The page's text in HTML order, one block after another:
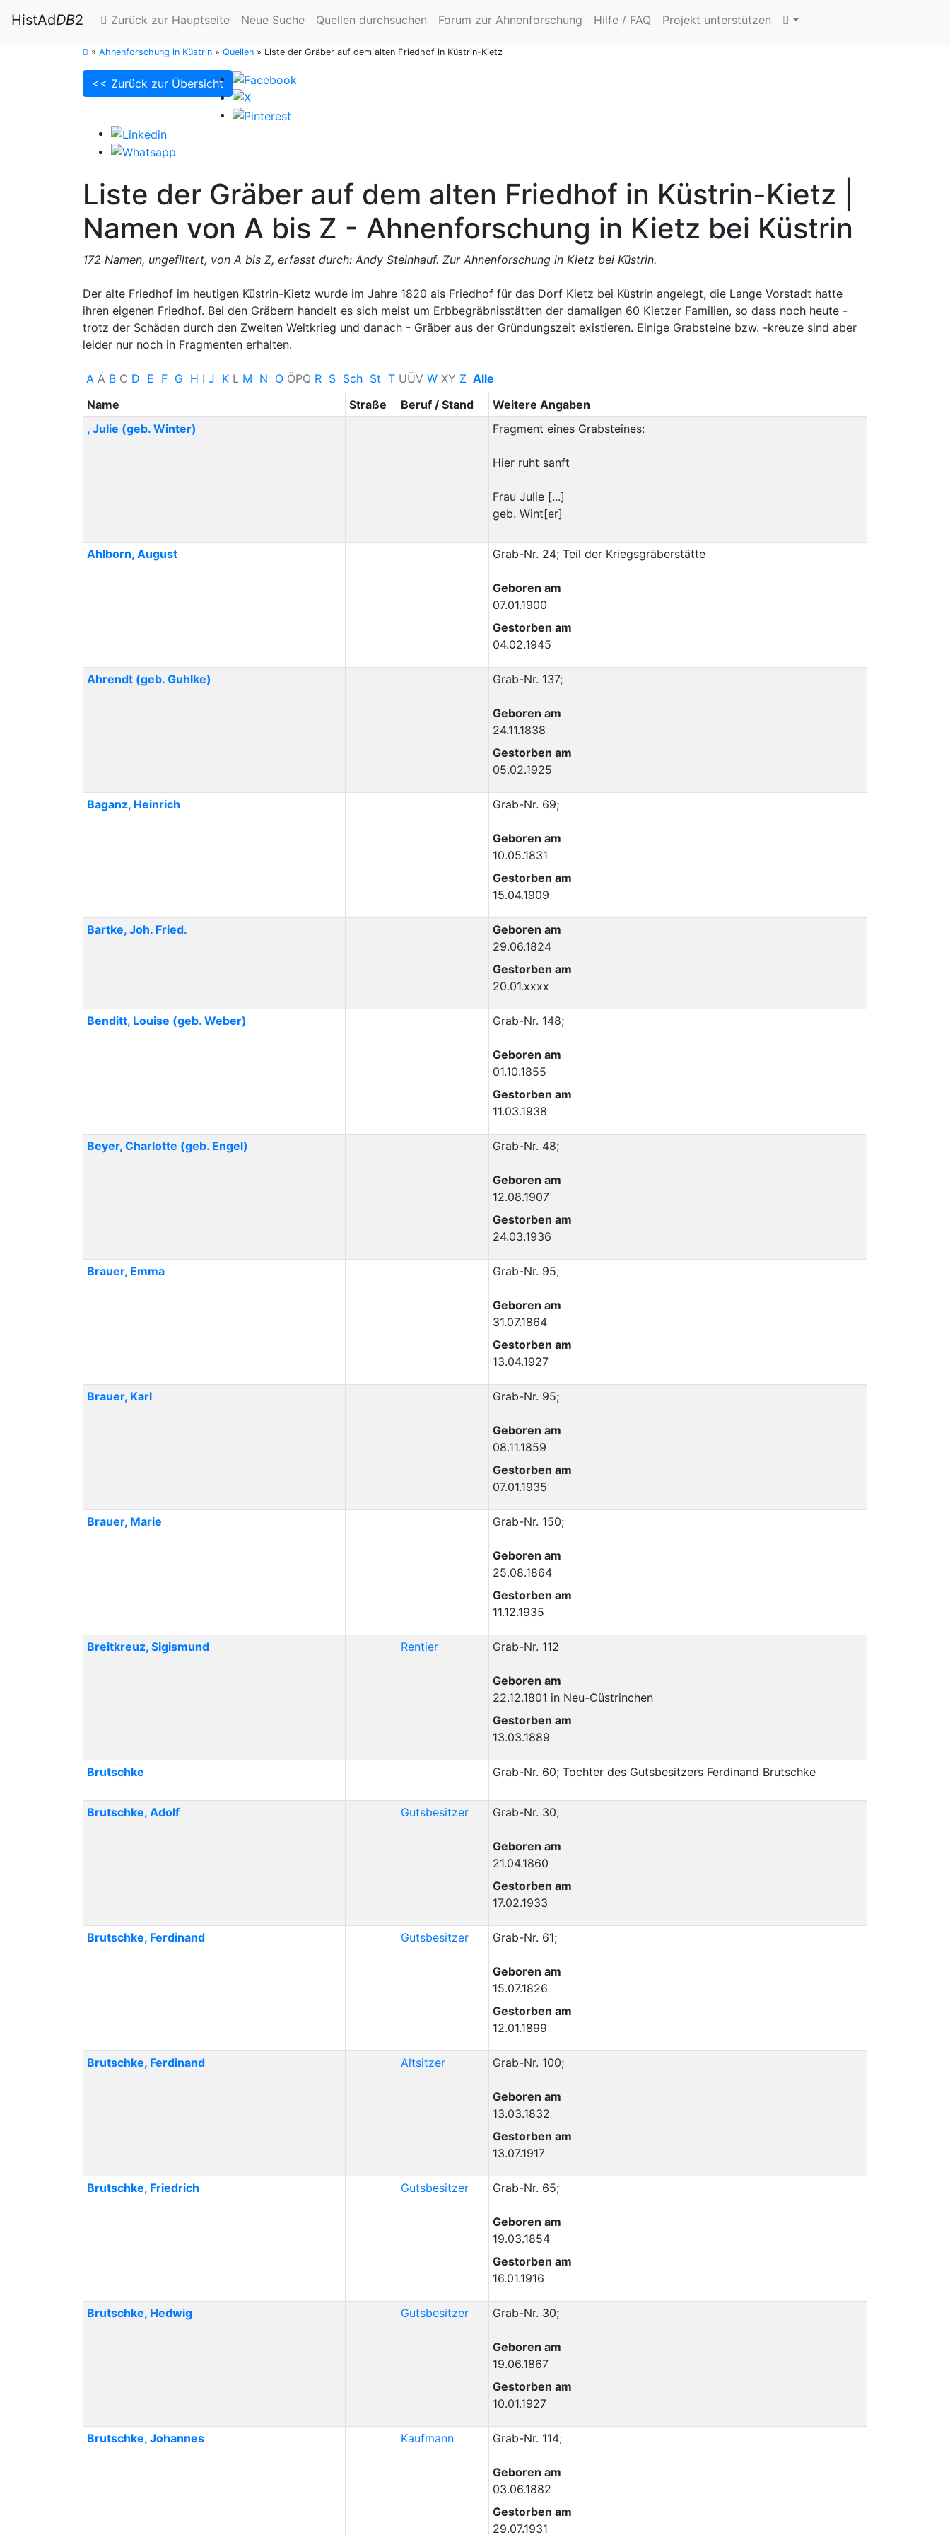
HistAdDB2 Zurück zur Hauptseite Neue Suche Quellen durchsuchen Forum zur Ahnenforschung Hilfe / FAQ Projekt unterstützen
» Ahnenforschung in Küstrin » Quellen » Liste der Gräber auf dem alten Friedhof in Küstrin-Kietz
<< Zurück zur Übersicht
Liste der Gräber auf dem alten Friedhof in Küstrin-Kietz |
Namen von A bis Z - Ahnenforschung in Kietz bei Küstrin
172 Namen, ungefiltert, von A bis Z, erfasst durch: Andy Steinhauf. Zur Ahnenforschung in Kietz bei Küstrin.
Der alte Friedhof im heutigen Küstrin-Kietz wurde im Jahre 1820 als Friedhof für das Dorf Kietz bei Küstrin angelegt, die Lange Vorstadt hatte
ihren eigenen Friedhof. Bei den Gräbern handelt es sich meist um Erbbegräbnisstätten der damaligen 60 Kietzer Familien, so dass noch heute -
trotz der Schäden durch den Zweiten Weltkrieg und danach - Gräber aus der Gründungszeit existieren. Einige Grabsteine bzw. -kreuze sind aber
leider nur noch in Fragmenten erhalten.
A Ä B C D E F G H I J K L M N O ÖPQ R S Sch St T UÜV W XY Z Alle
Name
Straße Beruf / Stand
Weitere Angaben
, Julie (geb. Winter) Fragment eines Grabsteines:
Hier ruht sanft
Frau Julie [...]
geb. Wint[er]
Ahlborn, August Grab-Nr. 24; Teil der Kriegsgräberstätte
Geboren am
07.01.1900
Gestorben am
04.02.1945
Ahrendt(geb. Guhlke) Grab-Nr. 137;
Geboren am
24.11.1838
Gestorben am
05.02.1925
Baganz, Heinrich Grab-Nr. 69;
Geboren am
10.05.1831
Gestorben am
15.04.1909
Bartke, Joh. Fried.
Geboren am
29.06.1824
Gestorben am
20.01.xxxx
Benditt, Louise (geb. Weber) Grab-Nr. 148;
Geboren am
01.10.1855
Gestorben am
11.03.1938
Beyer, Charlotte (geb. Engel) Grab-Nr. 48;
Geboren am
12.08.1907
Gestorben am
24.03.1936
Brauer, Emma Grab-Nr. 95;
Geboren am
31.07.1864
Gestorben am
13.04.1927
Brauer, Karl Grab-Nr. 95;
Geboren am
08.11.1859
Gestorben am
07.01.1935
Brauer, Marie Grab-Nr. 150;
Geboren am
25.08.1864
Gestorben am
11.12.1935
Breitkreuz, Sigismund Rentier Grab-Nr. 112
Geboren am
22.12.1801 in Neu-Cüstrinchen
Gestorben am
13.03.1889
Brutschke Grab-Nr. 60; Tochter des Gutsbesitzers Ferdinand Brutschke
Brutschke, Adolf Gutsbesitzer Grab-Nr. 30;
Geboren am
21.04.1860
Gestorben am
17.02.1933
Brutschke, Ferdinand Gutsbesitzer Grab-Nr. 61;
Geboren am
15.07.1826
Gestorben am
12.01.1899
Brutschke, Ferdinand Altsitzer Grab-Nr. 100;
Geboren am
13.03.1832
Gestorben am
13.07.1917
Brutschke, Friedrich Gutsbesitzer Grab-Nr. 65;
Geboren am
19.03.1854
Gestorben am
16.01.1916
Brutschke, Hedwig Gutsbesitzer Grab-Nr. 30;
Geboren am
19.06.1867
Gestorben am
10.01.1927
Brutschke, Johannes Kaufmann Grab-Nr. 114;
Geboren am
03.06.1882
Gestorben am
29.07.1931